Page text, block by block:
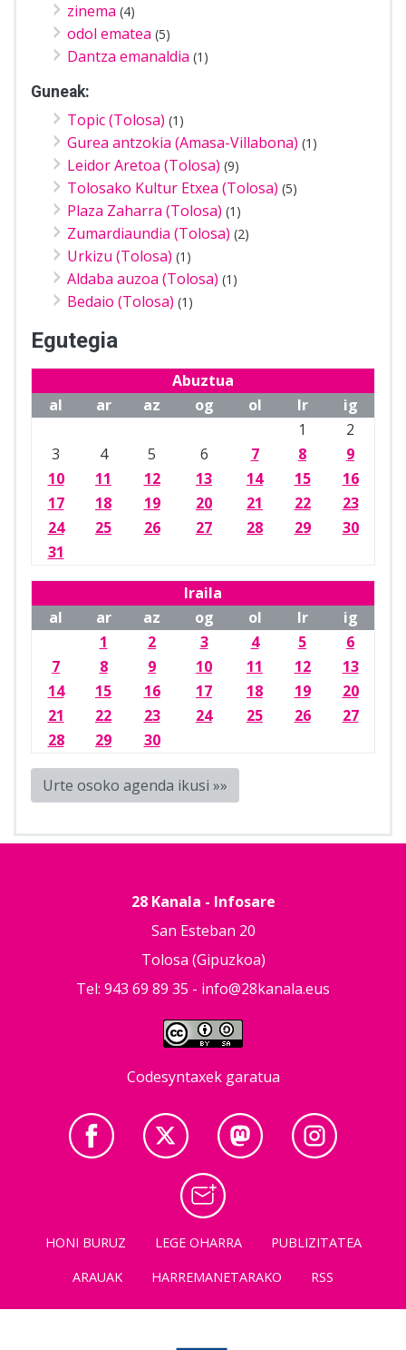
zinema (4)
odol ematea (5)
Dantza emanaldia (1)
Guneak:
Topic (Tolosa) (1)
Gurea antzokia (Amasa-Villabona) (1)
Leidor Aretoa (Tolosa) (9)
Tolosako Kultur Etxea (Tolosa) (5)
Plaza Zaharra (Tolosa) (1)
Zumardiaundia (Tolosa) (2)
Urkizu (Tolosa) (1)
Aldaba auzoa (Tolosa) (1)
Bedaio (Tolosa) (1)
Egutegia
Abuztua
al
ar az og ol lr
ig
1
2
3
4 5 6 7 8
9
10
11 12 13 14 15
16
17
18 19 20 21 22
23
24
25 26 27 28 29
30
31
Iraila
al
ar az og ol lr
ig
1
2 3 4 5
6
7
8 9 10 11 12
13
14
15 16 17 18 19
20
21
22 23 24 25 26
27
28
29 30
Urte osoko agenda ikusi »»
28 Kanala - Infosare
San Esteban 20
Tolosa (Gipuzkoa)
Tel: 943 69 89 35 - info@28kanala.eus
Codesyntaxek garatua
HONI BURUZ LEGE OHARRA
PUBLIZITATEA
ARAUAK
HARREMANETARAKO RSS